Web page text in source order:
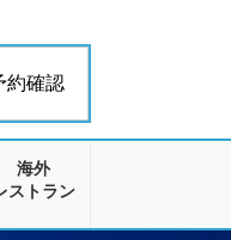
約確認
海外
ストラン